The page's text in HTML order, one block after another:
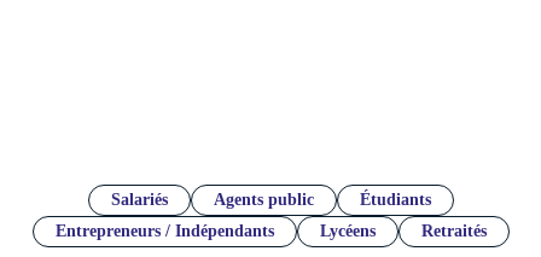
Salariés Agents public
Étudiants
Entrepreneurs / Indépendants
Lycéens Retraités